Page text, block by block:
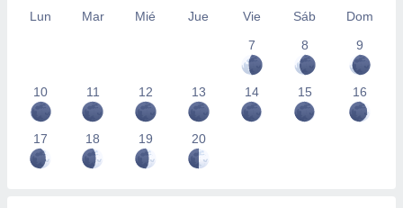
Lun Mar Mié Jue Vie Sáb
Dom
7
8 9
10 11 12 13 14 15 16
17 18 19 20